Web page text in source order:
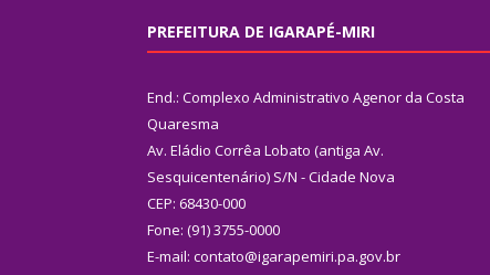
PREFEITURA DE IGARAPÉ-MIRI
End.: Complexo Administrativo Agenor da Costa
Quaresma
Av. Eládio Corrêa Lobato (antiga Av.
Sesquicentenário) S/N - Cidade Nova
CEP: 68430-000
Fone: (91) 3755-0000
E-mail: contato@igarapemiri.pa.gov.br